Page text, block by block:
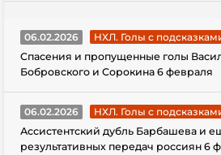
06.02.2026
НХЛ. Голы с
Спасения и пропущенные голы
Бобровского и Сорокина 6 февраля
06.02.2026
НХЛ. Голы с
Ассистентский дубль Барбашева и
результативных передач россиян 6